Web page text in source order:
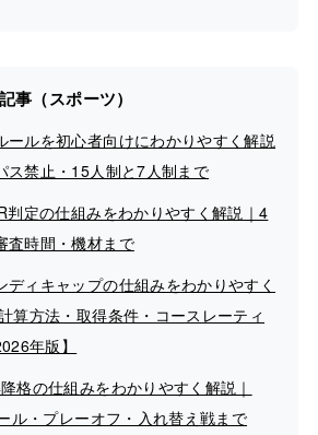
事（スポーツ）
ールを初心者向けにわかりやすく解説
ス禁止・15人制と7人制まで
判定の仕組みをわかりやすく解説｜4
査時間・機材まで
ディキャップの仕組みをわかりやすく
算方法・取得条件・コースレーティ
年版】
格の仕組みをわかりやすく解説｜
ル・プレーオフ・入れ替え戦まで